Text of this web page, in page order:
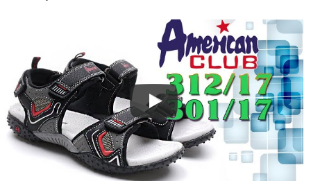
Артикул: 448/21-1
Дитячі босоніжки American club
448/21-1 (сірий/синій)
670грн.